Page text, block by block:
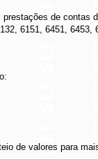
de
6151, 6451, 6453,
de valores para